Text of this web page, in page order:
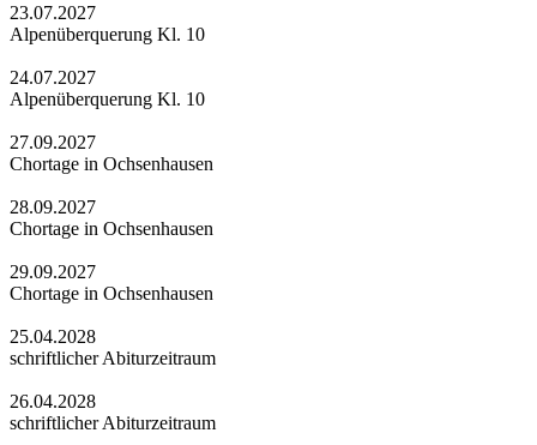
23.07.2027
Alpenüberquerung Kl. 10
24.07.2027
Alpenüberquerung Kl. 10
27.09.2027
Chortage in Ochsenhausen
28.09.2027
Chortage in Ochsenhausen
29.09.2027
Chortage in Ochsenhausen
25.04.2028
schriftlicher Abiturzeitraum
26.04.2028
schriftlicher Abiturzeitraum